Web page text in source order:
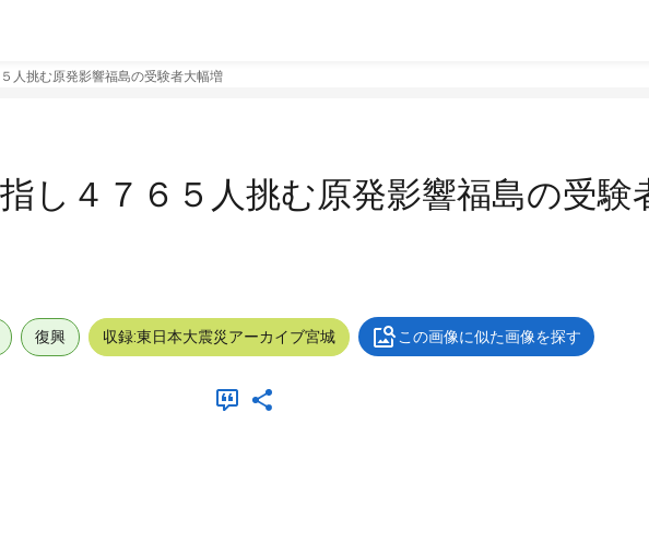
人挑む原発影響福島の受験者大幅増
し４７６５人挑む原発影響福島の受験
復興 収録:東日本大震災アーカイブ宮城 この画像に似た画像を探す